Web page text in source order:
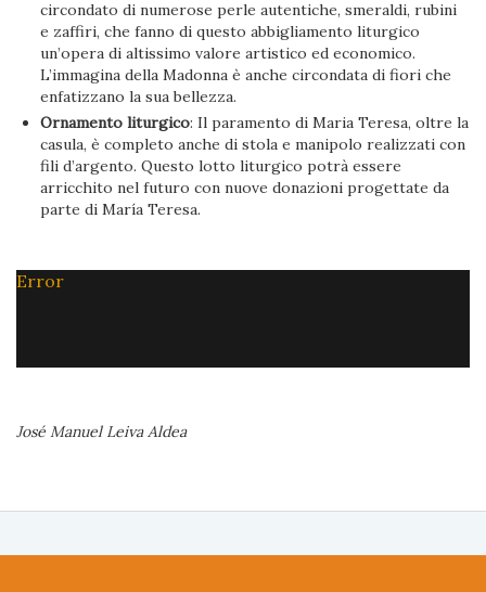
circondato di numerose perle autentiche, smeraldi, rubini
e zaffiri, che fanno di questo abbigliamento liturgico
un’opera di altissimo valore artistico ed economico.
L’immagina della Madonna è anche circondata di fiori che
enfatizzano la sua bellezza.
Ornamento liturgico: Il paramento di Maria Teresa, oltre la
casula, è completo anche di stola e manipolo realizzati con
fili d’argento. Questo lotto liturgico potrà essere
arricchito nel futuro con nuove donazioni progettate da
parte di María Teresa.
Error
José Manuel Leiva Aldea